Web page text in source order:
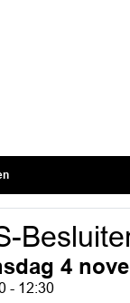
4
- 12:30